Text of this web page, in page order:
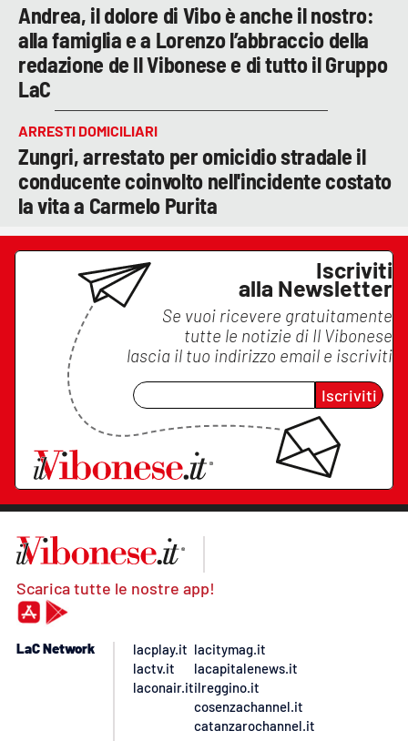
Andrea, il dolore di Vibo è anche il nostro:
alla famiglia e a Lorenzo l’abbraccio della
redazione de Il Vibonese e di tutto il Gruppo
LaC
ARRESTI DOMICILIARI
Zungri, arrestato per omicidio stradale il
conducente coinvolto nell'incidente costato
la vita a Carmelo Purita
Iscriviti
alla Newsletter
Se vuoi ricevere gratuitamente
tutte le notizie di Il Vibonese
lascia il tuo indirizzo email e iscriviti
Iscriviti
Scarica tutte le nostre app!
LaC Network
lacplay.it
lactv.it
laconair.it
lacitymag.it
lacapitalenews.it
ilreggino.it
cosenzachannel.it
catanzarochannel.it